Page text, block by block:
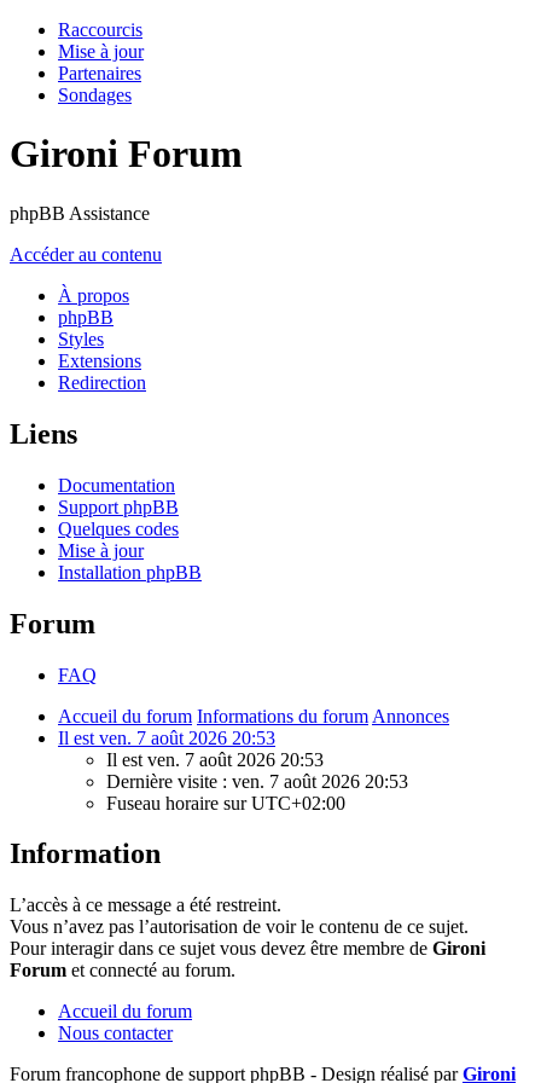
Raccourcis
Mise à jour
Partenaires
Sondages
Gironi Forum
phpBB Assistance
Accéder au contenu
À propos
phpBB
Styles
Extensions
Redirection
Liens
Documentation
Support phpBB
Quelques codes
Mise à jour
Installation phpBB
Forum
FAQ
Accueil du forum Informations du forum Annonces
Il est ven. 7 août 2026 20:53
Il est ven. 7 août 2026 20:53
Dernière visite : ven. 7 août 2026 20:53
Fuseau horaire surUTC+02:00
Information
L’accès à ce message a été restreint.
Vous n’avez pas l’autorisation de voir le contenu de ce sujet.
Pour interagir dans ce sujet vous devez être membre de Gironi
Forum et connecté au forum.
Accueil du forum
Nous contacter
Forum francophone de support phpBB - Design réalisé parGironi